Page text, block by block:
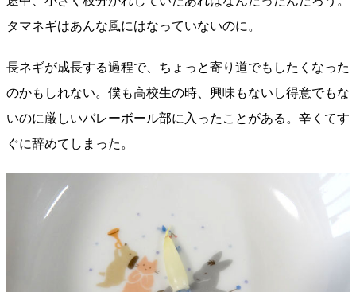
タマネギはあんな風にはなっていないのに。
長ネギが成長する過程で、ちょっと寄り道でもしたくなった
のかもしれない。僕も高校生の時、興味もないし得意でもな
いのに厳しいバレーボール部に入ったことがある。辛くてす
ぐに辞めてしまった。